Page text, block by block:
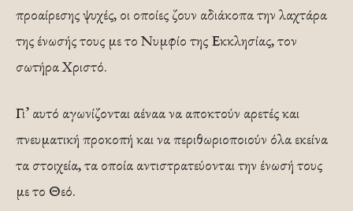
προαίρεσης ψυχές, οι οποίες ζουν αδιάκοπα την λαχτάρα
της ένωσής τους με το Νυμφίο της Εκκλησίας, τον
σωτήρα Χριστό.
Γι’ αυτό αγωνίζονται αέναα να αποκτούν αρετές και
πνευματική προκοπή και να περιθωριοποιούν όλα εκείνα
τα στοιχεία, τα οποία αντιστρατεύονται την ένωσή τους
με το Θεό.